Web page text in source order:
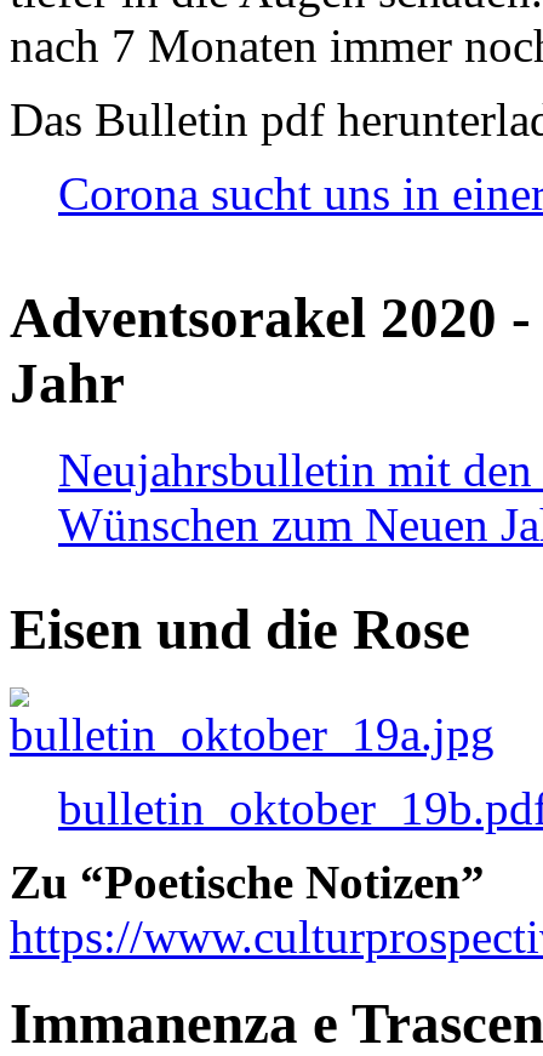
nach 7 Monaten immer
Das Bulletin pdf
Corona sucht uns in
Adventsorakel 2020
Jahr
Neujahrsbulletin mit den
Wünschen zum Neuen
Eisen und die Rose
Zu “Poetische Notizen”
https://
Immanenza e